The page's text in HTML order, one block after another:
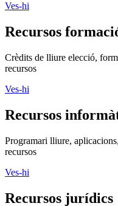
Ves-hi
Recursos
Crèdits de lliure elecció,
recursos
Ves-hi
Recursos
Programari lliure,
recursos
Ves-hi
Recursos jurídics